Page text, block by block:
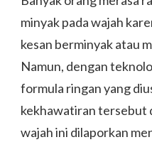
minyak pada wajah
kesan berminyak atau
Namun, dengan
formula ringan yang
kekhawatiran tersebut
wajah ini dilaporkan